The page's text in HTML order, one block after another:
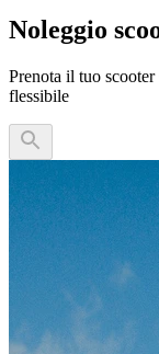
Noleggio
Prenota il tuo
flessibile